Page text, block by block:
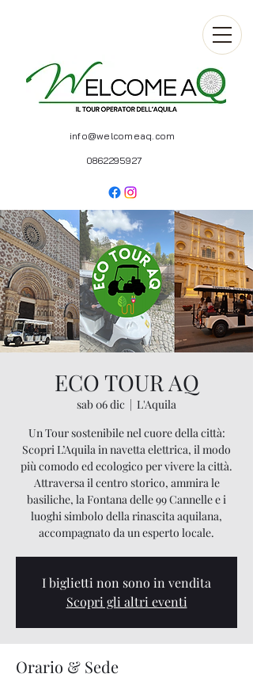
info@welcomeaq.com
0862295927
ECO TOUR AQ
sab 06 dic
  |
L'Aquila
Un Tour sostenibile nel cuore della città:
Scopri L’Aquila in navetta elettrica, il modo
più comodo ed ecologico per vivere la città.
Attraversa il centro storico, ammira le
basiliche, la Fontana delle 99 Cannelle e i
luoghi simbolo della rinascita aquilana,
accompagnato da un esperto locale.
I biglietti non sono in vendita
Scopri gli altri eventi
Orario & Sede